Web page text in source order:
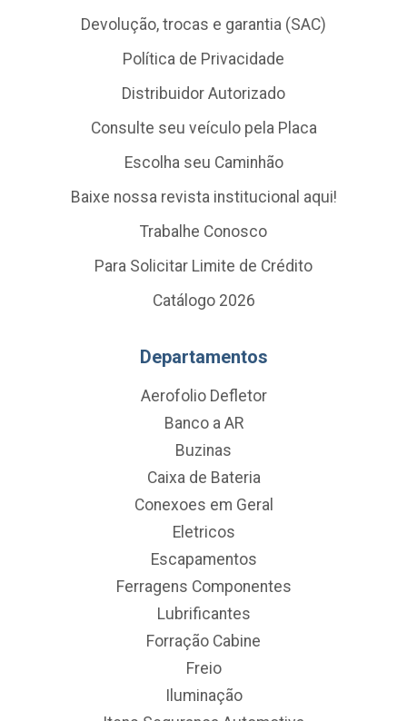
Devolução, trocas e garantia (SAC)
Política de Privacidade
Distribuidor Autorizado
Consulte seu veículo pela Placa
Escolha seu Caminhão
Baixe nossa revista institucional aqui!
Trabalhe Conosco
Para Solicitar Limite de Crédito
Catálogo 2026
Departamentos
Aerofolio Defletor
Banco a AR
Buzinas
Caixa de Bateria
Conexoes em Geral
Eletricos
Escapamentos
Ferragens Componentes
Lubrificantes
Forração Cabine
Freio
Iluminação